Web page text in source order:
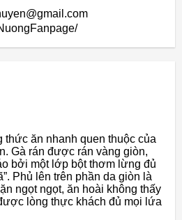
thức ăn nhanh quen thuộc của
Gà rán được rán vàng giòn,
bởi một lớp bột thơm lừng đủ
Phủ lên trên phần da giòn là
ngọt ngọt, ăn hoài không thấy
lòng thực khách đủ mọi lứa